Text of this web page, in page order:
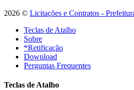
2026 © Licitações e Contratos -
Teclas de Atalho
Sobre
*Retificação
Download
Perguntas Frequentes
Teclas de Atalho